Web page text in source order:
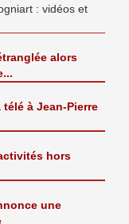
: vidéos et
alors
à Jean-Pierre
hors
une